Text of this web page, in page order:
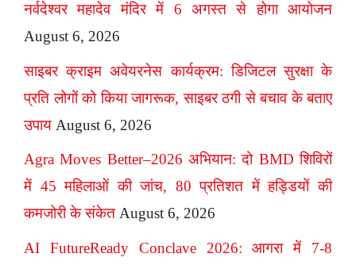
नर्वदेश्वर महादेव मंदिर में 6 अगस्त से होगा आयोजन
August 6, 2026
साइबर क्राइम अवेयरनेस कार्यक्रम: डिजिटल सुरक्षा के
प्रति लोगों को किया जागरूक, साइबर ठगी से बचाव के बताए
उपाय August 6, 2026
Agra Moves Better–2026 अभियान: दो BMD शिविरों
में 45 महिलाओं की जांच, 80 प्रतिशत में हड्डियों की
कमजोरी के संकेत August 6, 2026
AI FutureReady Conclave 2026: आगरा में 7-8